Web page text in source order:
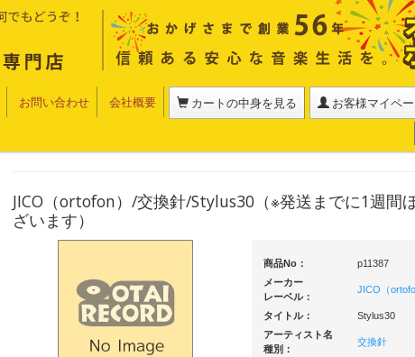
お問い合わせ 会社概要 カートの中身を見る お客様マイペ
JICO（ortofon）/交換針/Stylus30（※発送までに1週間
ざいます）
商品No：
p11387
メーカー
レーベル：
JICO（
タイトル：
Stylus30
アーティスト名
種別：
交換針